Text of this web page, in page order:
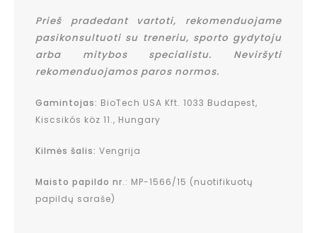
Prieš pradedant vartoti, rekomenduojame
pasikonsultuoti su treneriu, sporto gydytoju
arba mitybos specialistu. Neviršyti
rekomenduojamos paros normos.
Gamintojas: BioTech USA Kft. 1033 Budapest,
Kiscsikós köz 11., Hungary
Kilmės šalis: Vengrija
Maisto papildo nr.: MP-1566/15 (nuotifikuotų
papildų saraše)